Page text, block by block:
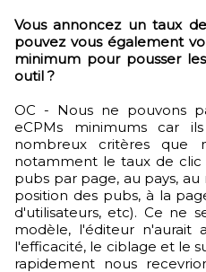
Vous annoncez un taux
pouvez vous également
minimum pour pousser
outil ?
OC - Nous ne pouvons
eCPMs minimums car
nombreux critères que
notamment le taux de
pubs par page, au pays,
position des pubs, à la
d'utilisateurs, etc). Ce ne
modèle, l'éditeur n'aurait
l'efficacité, le ciblage et le
rapidement nous